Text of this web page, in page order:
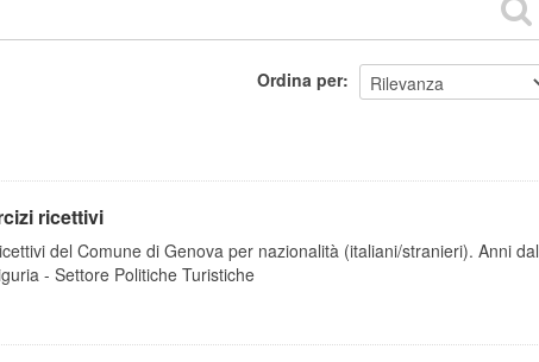
Ordina per
ricettivi
del Comune di Genova per nazionalità (italiani/stranieri). Anni dal
- Settore Politiche Turistiche